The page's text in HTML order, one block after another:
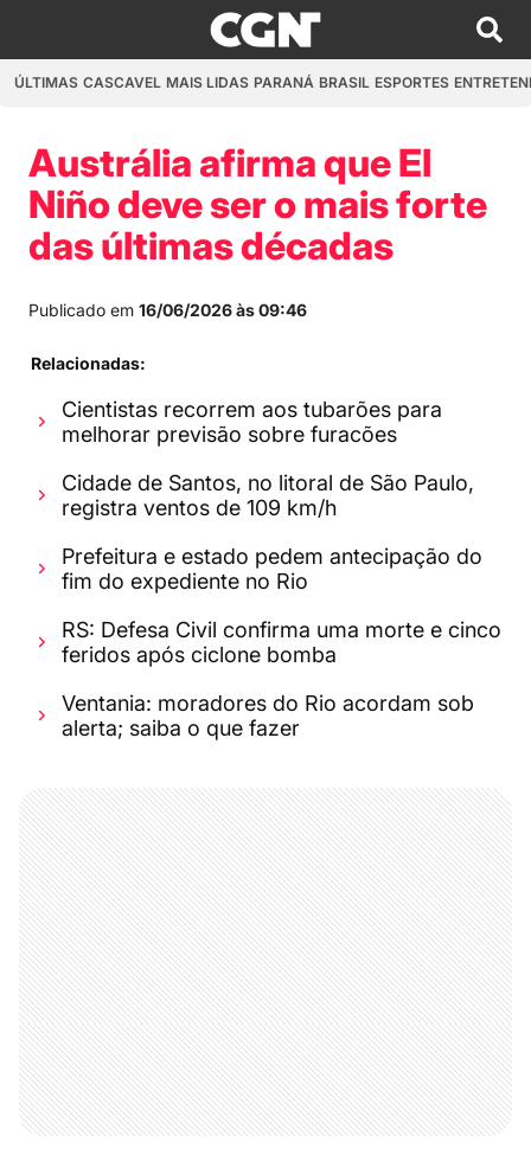
ÚLTIMAS CASCAVEL MAIS LIDAS PARANÁ BRASIL ESPORTES
Austrália afirma que El
Niño deve ser o mais forte
das últimas décadas
Publicado em 16/06/2026 às 09:46
Relacionadas:
Cientistas recorrem aos tubarões para
melhorar previsão sobre furacões
Cidade de Santos, no litoral de São Paulo,
registra ventos de 109 km/h
Prefeitura e estado pedem antecipação do
fim do expediente no Rio
RS: Defesa Civil confirma uma morte e cinco
feridos após ciclone bomba
Ventania: moradores do Rio acordam sob
alerta; saiba o que fazer